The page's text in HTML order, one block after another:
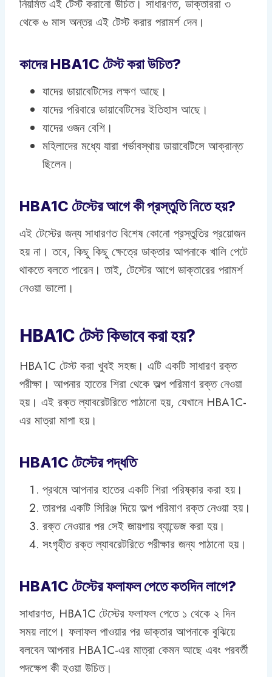
নিয়মিত এই টেস্ট করানো উচিত। সাধারণত, ডাক্তাররা ৩
থেকে ৬ মাস অন্তর এই টেস্ট করার পরামর্শ দেন।
কাদের HBA1C টেস্ট করা উচিত?
যাদের ডায়াবেটিসের লক্ষণ আছে।
যাদের পরিবারে ডায়াবেটিসের ইতিহাস আছে।
যাদের ওজন বেশি।
মহিলাদের মধ্যে যারা গর্ভাবস্থায় ডায়াবেটিসে আক্রান্ত
ছিলেন।
HBA1C টেস্টের আগে কী প্রস্তুতি নিতে হয়?
এই টেস্টের জন্য সাধারণত বিশেষ কোনো প্রস্তুতির প্রয়োজন
হয় না। তবে, কিছু কিছু ক্ষেত্রে ডাক্তার আপনাকে খালি পেটে
থাকতে বলতে পারেন। তাই, টেস্টের আগে ডাক্তারের পরামর্শ
নেওয়া ভালো।
HBA1C টেস্ট কিভাবে করা হয়?
HBA1C টেস্ট করা খুবই সহজ। এটি একটি সাধারণ রক্ত
পরীক্ষা। আপনার হাতের শিরা থেকে অল্প পরিমাণ রক্ত নেওয়া
হয়। এই রক্ত ল্যাবরেটরিতে পাঠানো হয়, যেখানে HBA1C-
এর মাত্রা মাপা হয়।
HBA1C টেস্টের পদ্ধতি
প্রথমে আপনার হাতের একটি শিরা পরিষ্কার করা হয়।
তারপর একটি সিরিঞ্জ দিয়ে অল্প পরিমাণ রক্ত নেওয়া হয়।
রক্ত নেওয়ার পর সেই জায়গায় ব্যান্ডেজ করা হয়।
সংগৃহীত রক্ত ল্যাবরেটরিতে পরীক্ষার জন্য পাঠানো হয়।
HBA1C টেস্টের ফলাফল পেতে কতদিন লাগে?
সাধারণত, HBA1C টেস্টের ফলাফল পেতে ১ থেকে ২ দিন
সময় লাগে। ফলাফল পাওয়ার পর ডাক্তার আপনাকে বুঝিয়ে
বলবেন আপনার HBA1C-এর মাত্রা কেমন আছে এবং পরবর্তী
পদক্ষেপ কী হওয়া উচিত।